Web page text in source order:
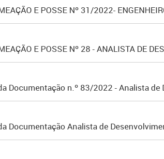
E POSSE Nº 31/2022-
E POSSE Nº 28 - ANALISTA DE
Documentação n.º 83/2022 - Analista
Documentação Analista de